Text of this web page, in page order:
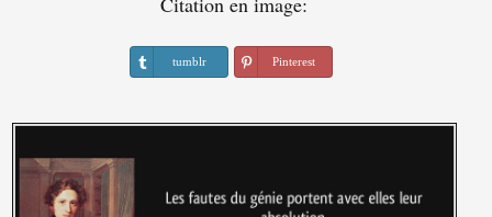
tumblr Pinterest